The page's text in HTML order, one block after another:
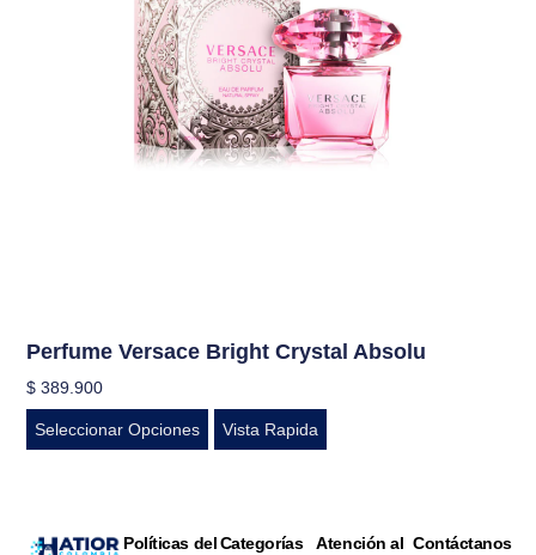
Perfume Versace Bright Crystal Absolu
$ 389.900
Seleccionar Opciones Vista Rapida
Políticas delCategorías
Atención al Contáctanos